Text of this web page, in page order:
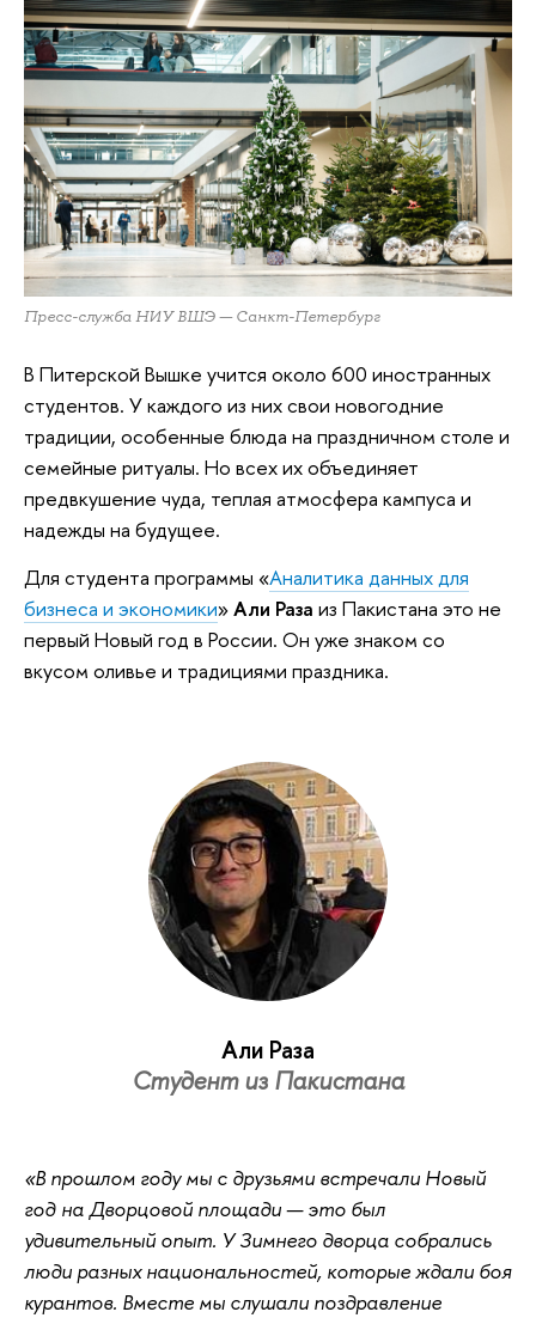
Пресс-служба НИУ ВШЭ — Санкт-Петербург
В Питерской Вышке учится около 600 иностранных
студентов. У каждого из них свои новогодние
традиции, особенные блюда на праздничном столе и
семейные ритуалы. Но всех их объединяет
предвкушение чуда, теплая атмосфера кампуса и
надежды на будущее.
Для студента программы «Аналитика данных для
бизнеса и экономики»Али Раза из Пакистана это не
первый Новый год в России. Он уже знаком со
вкусом оливье и традициями праздника.
Али Раза
Студент из Пакистана
«В прошлом году мы с друзьями встречали Новый
год на Дворцовой площади — это был
удивительный опыт. У Зимнего дворца собрались
люди разных национальностей, которые ждали боя
курантов. Вместе мы слушали поздравление